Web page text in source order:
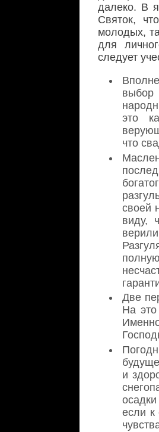
далеко. В
Святок,
молодых,
для
следует
выбор
это
что
своей
виду,
Две
На
и
если к